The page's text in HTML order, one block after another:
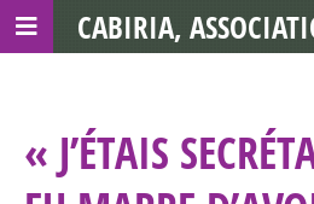
« J’ÉTAIS
CABIRIA,